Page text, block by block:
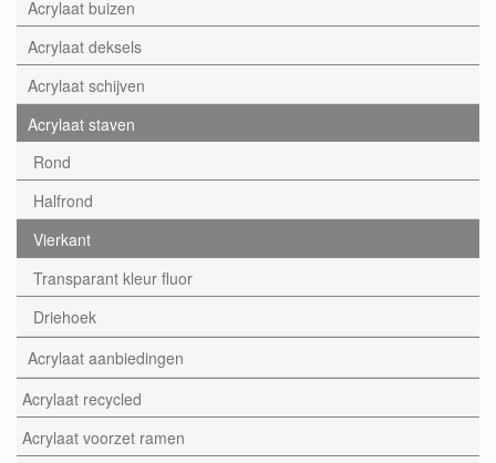
Acrylaat buizen
Acrylaat deksels
Acrylaat schijven
Acrylaat staven
Rond
Halfrond
Vierkant
Transparant kleur fluor
Driehoek
Acrylaat aanbiedingen
Acrylaat recycled
Acrylaat voorzet ramen